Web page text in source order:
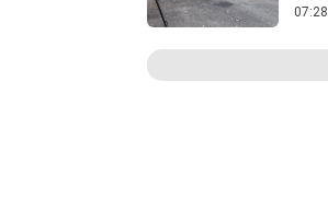
07:28